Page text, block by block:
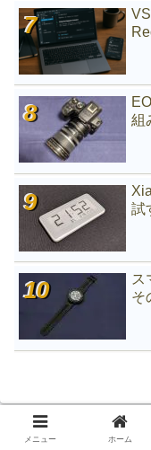
組
試
ス
そ
メニュー ホーム